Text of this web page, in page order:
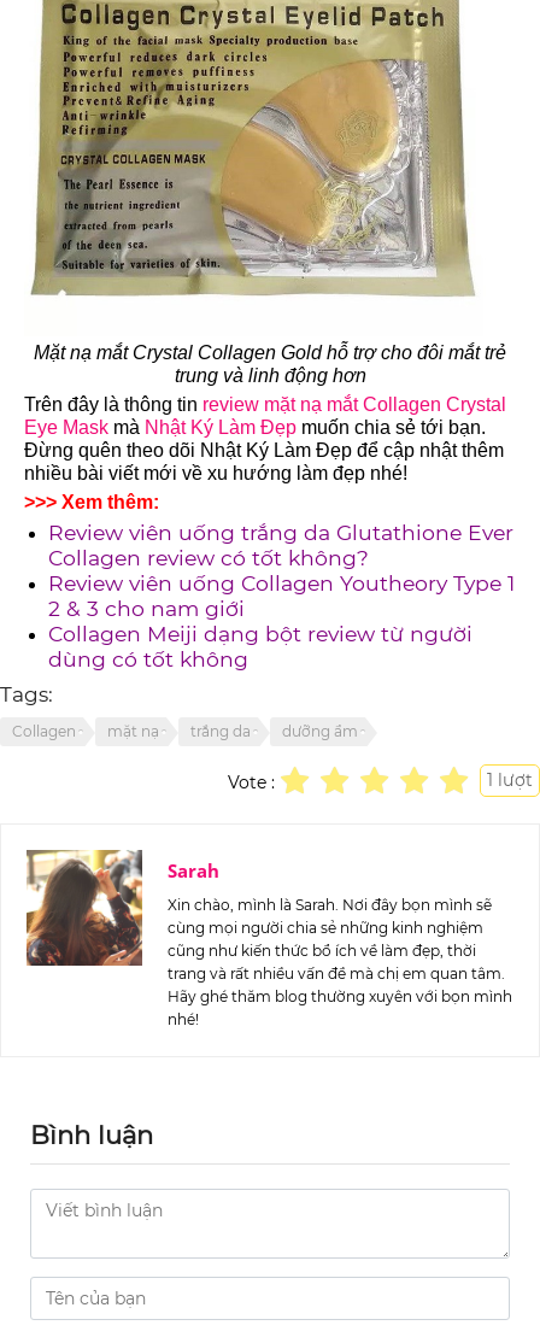
Mặt nạ mắt Crystal Collagen Gold hỗ trợ cho đôi mắt trẻ
trung và linh động hơn
Trên đây là thông tin review mặt nạ mắt Collagen Crystal
Eye Mask mà Nhật Ký Làm Đẹp muốn chia sẻ tới bạn.
Đừng quên theo dõi Nhật Ký Làm Đẹp để cập nhật thêm
nhiều bài viết mới về xu hướng làm đẹp nhé!
>>> Xem thêm:
Review viên uống trắng da Glutathione Ever
Collagen review có tốt không?
Review viên uống Collagen Youtheory Type 1
2 & 3 cho nam giới
Collagen Meiji dạng bột review từ người
dùng có tốt không
Tags:
Collagen mặt nạ trắng da dưỡng ẩm
1 lượt
Vote :
Sarah
Xin chào, mình là Sarah. Nơi đây bọn mình sẽ
cùng mọi người chia sẻ những kinh nghiệm
cũng như kiến thức bổ ích về làm đẹp, thời
trang và rất nhiều vấn đề mà chị em quan tâm.
Hãy ghé thăm blog thường xuyên với bọn mình
nhé!
Bình luận